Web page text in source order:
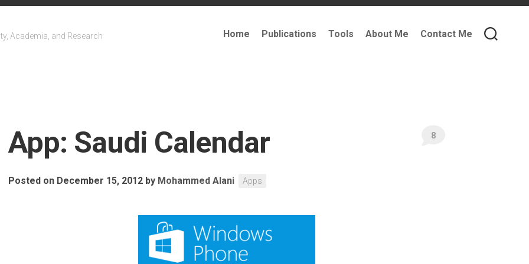
Academia, and Research Home Publications Tools About Me Contact Me
App: Saudi Calendar
Posted on December 15, 2012 by Mohammed Alani Apps
8